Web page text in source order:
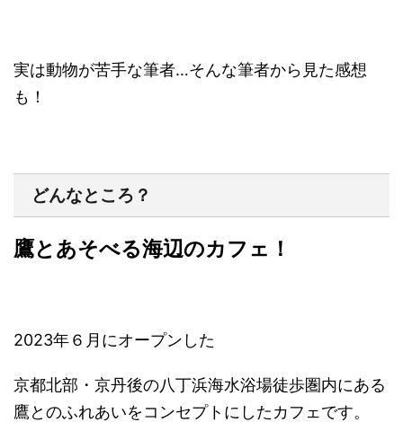
実は動物が苦手な筆者…そんな筆者から見た感想
も ！
どんなところ？
鷹とあそべる海辺のカフェ！
2023年６月にオープンした
京都北部・ 京丹後の八丁浜海水浴場徒歩圏内にある
鷹とのふれあいをコンセプトにしたカフェです。